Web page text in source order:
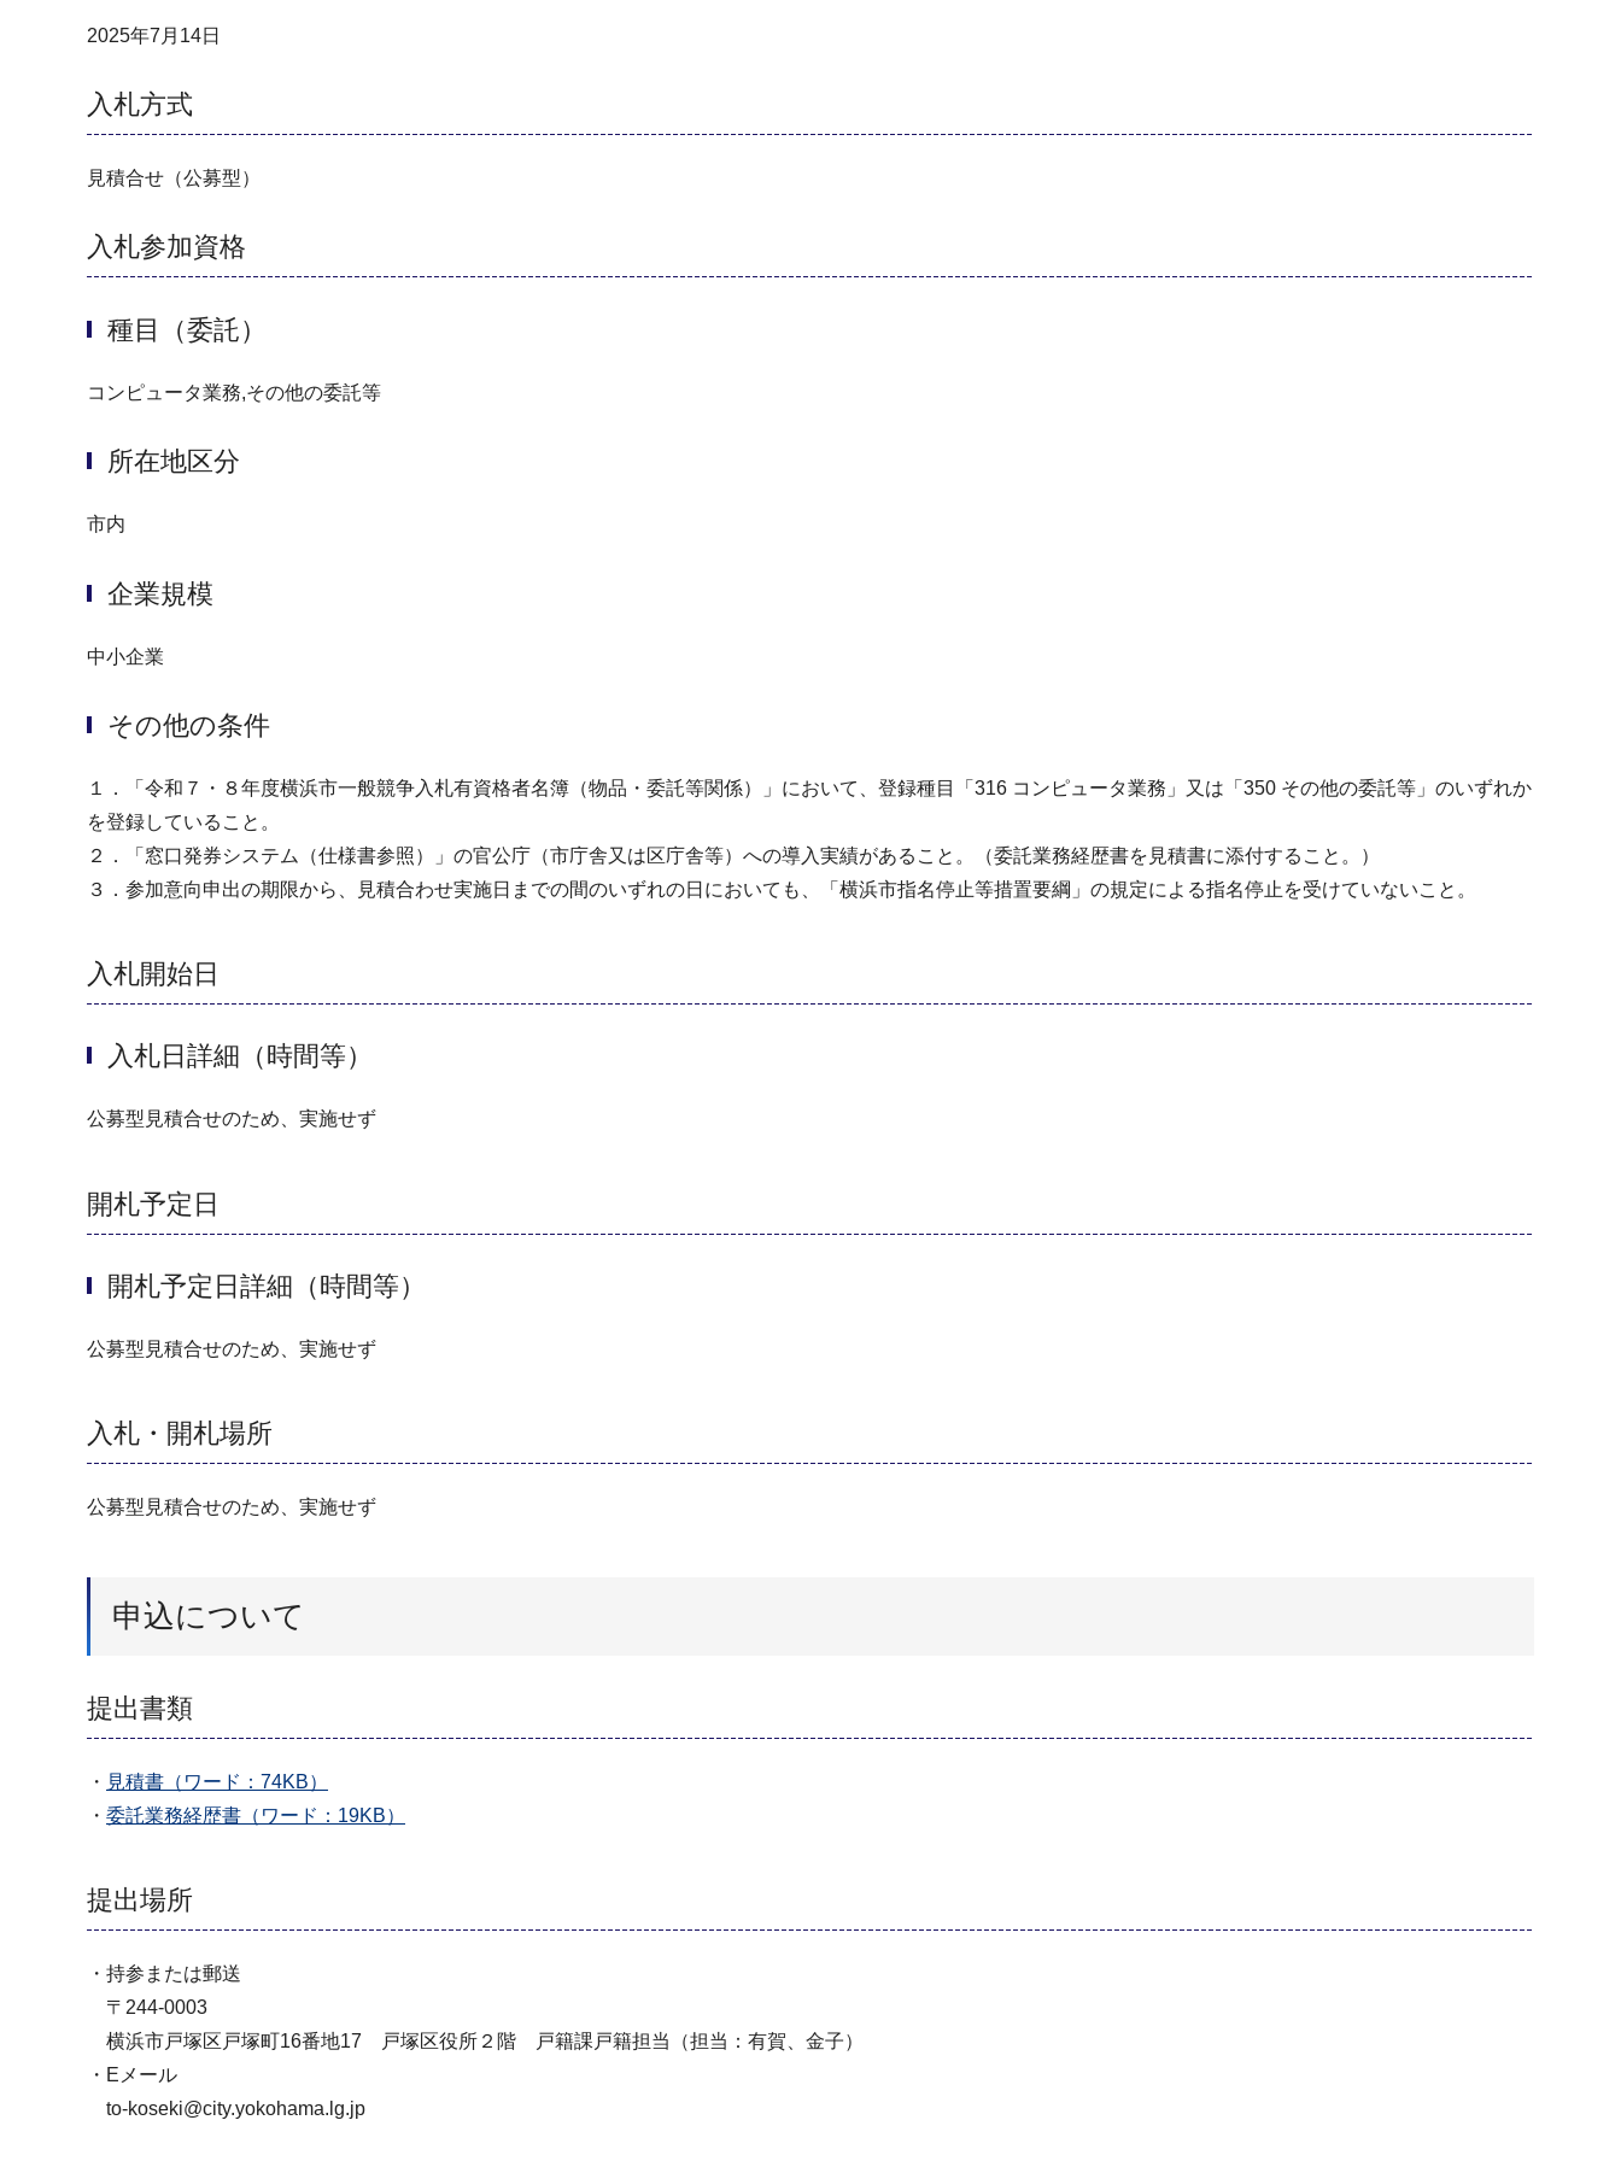
2025年7月14日
入札方式
見積合せ（公募型）
入札参加資格
種目（委託）
コンピュータ業務,その他の委託等
所在地区分
市内
企業規模
中小企業
その他の条件
１．「令和７・８年度横浜市一般競争入札有資格者名簿（物品・委託等関係）」において、登録種目「316 コンピュータ業務」又は「350 その他の委託等」のいずれか
を登録していること。
２．「窓口発券システム（仕様書参照）」の官公庁（市庁舎又は区庁舎等）への導入実績があること。（委託業務経歴書を見積書に添付すること。）
３．参加意向申出の期限から、見積合わせ実施日までの間のいずれの日においても、「横浜市指名停止等措置要綱」の規定による指名停止を受けていないこと。
入札開始日
入札日詳細（時間等）
公募型見積合せのため、実施せず
開札予定日
開札予定日詳細（時間等）
公募型見積合せのため、実施せず
入札・開札場所
公募型見積合せのため、実施せず
申込について
提出書類
・ 見積書（ワード：74KB）
・ 委託業務経歴書（ワード：19KB）
提出場所
・持参または郵送
〒244-0003
横浜市戸塚区戸塚町16番地17 戸塚区役所２階 戸籍課戸籍担当（担当：有賀、金子）
・Eメール
to-koseki@city.yokohama.lg.jp